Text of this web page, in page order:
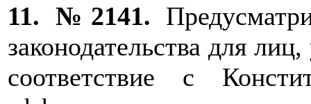
11. №2141.
законодательства для
соответствие с